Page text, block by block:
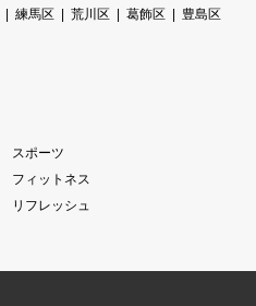
練馬区 荒川区 葛飾区
豊島区
スポーツ
フィットネス
リフレッシュ